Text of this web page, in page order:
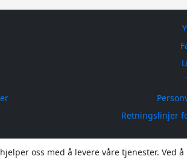
Retningslinjer
oss med å levere våre tjenester. Ved